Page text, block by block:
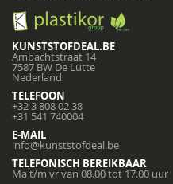
KUNSTSTOFDEAL.BE
Ambachtstraat 14
7587 BW De Lutte
Nederland
TELEFOON
+32 3 808 02 38
+31 541 740004
E-MAIL
info@kunststofdeal.be
TELEFONISCH BEREIKBAAR
Ma t/m vr van 08.00 tot 17.00 uur